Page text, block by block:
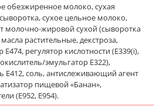
обезжиренное молоко, сухая
сухое цельное молоко,
молочно-жировой сухой (сыворотка
растительные, декстроза,
Е474, регулятор кислотности (Е339(i),
эмульгатор Е322),
Е412, соль, антислеживающий агент
пищевой «Банан»,
(Е952, Е954).